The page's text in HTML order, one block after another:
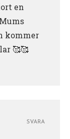
en
kommer
🥰🥰
SVARA